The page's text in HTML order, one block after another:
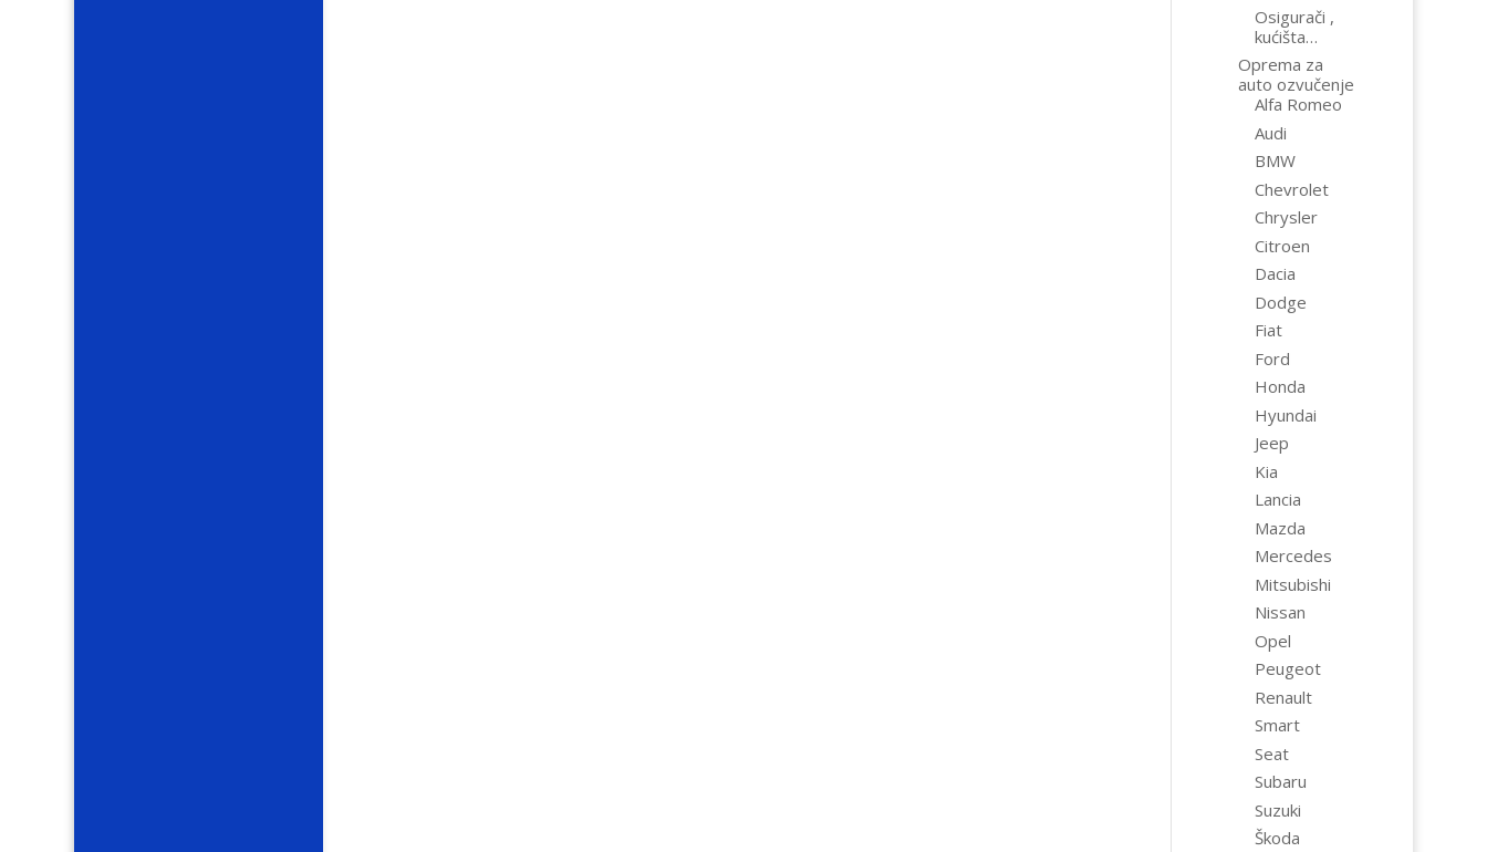
Osigurači ,
kućišta…
Oprema za
auto ozvučenje
Alfa Romeo
Audi
BMW
Chevrolet
Chrysler
Citroen
Dacia
Dodge
Fiat
Ford
Honda
Hyundai
Jeep
Kia
Lancia
Mazda
Mercedes
Mitsubishi
Nissan
Opel
Peugeot
Renault
Smart
Seat
Subaru
Suzuki
Škoda